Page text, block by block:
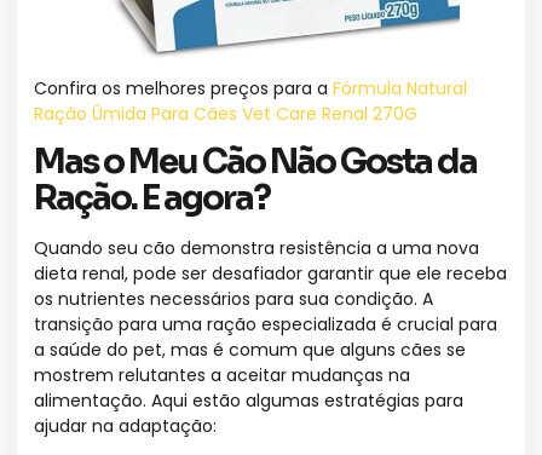
Confira os melhores preços para a Fórmula Natural
Ração Úmida Para Cães Vet Care Renal 270G
Mas o Meu Cão Não Gosta da
Ração. E agora?
Quando seu cão demonstra resistência a uma nova
dieta renal, pode ser desafiador garantir que ele receba
os nutrientes necessários para sua condição. A
transição para uma ração especializada é crucial para
a saúde do pet, mas é comum que alguns cães se
mostrem relutantes a aceitar mudanças na
alimentação. Aqui estão algumas estratégias para
ajudar na adaptação: